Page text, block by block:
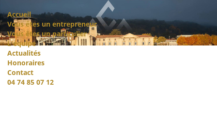
Accueil
Vous êtes un entrepreneur
Vous êtes un particulier
L'équipe
Actualités
Honoraires
Contact
04 74 85 07 12